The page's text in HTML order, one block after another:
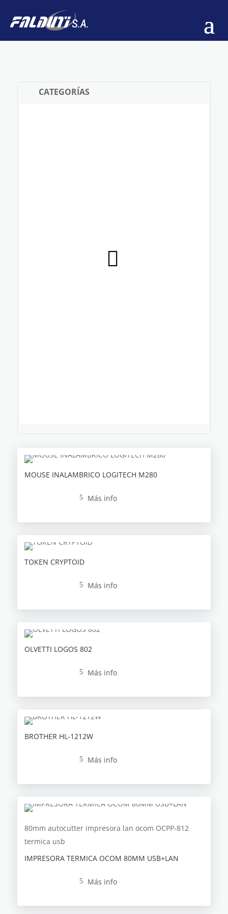
CATEGORÍAS
MOUSE INALAMBRICO LOGITECH M280
5 Más info
TOKEN CRYPTOID
5 Más info
OLVETTI LOGOS 802
5 Más info
BROTHER HL-1212W
5 Más info
80mm autocutter impresora lan ocom OCPP-812
termica usb
IMPRESORA TERMICA OCOM 80MM USB+LAN
5 Más info